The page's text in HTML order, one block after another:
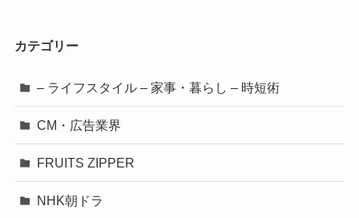
カテゴリー
– ライフスタイル – 家事・暮らし – 時短術
CM・広告業界
FRUITS ZIPPER
NHK朝ドラ